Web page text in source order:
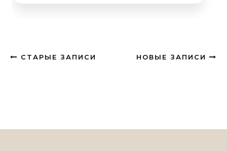
СТАРЫЕ ЗАПИСИ НОВЫЕ ЗАПИСИ